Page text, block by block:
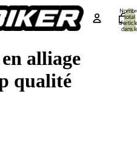
total
dans
alliage
qualité